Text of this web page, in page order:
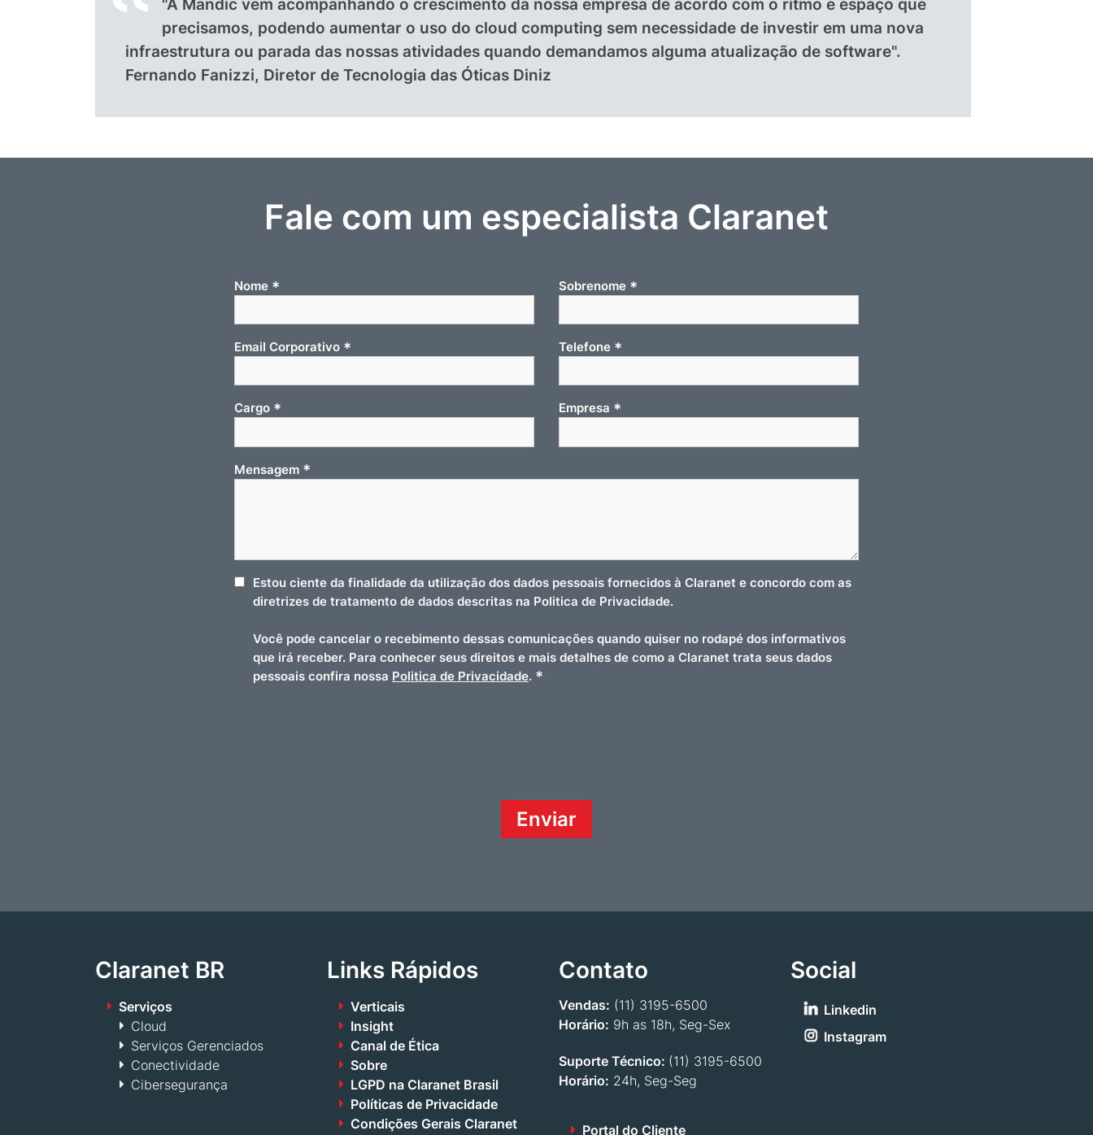
"A Mandic vem acompanhando o crescimento da nossa empresa de acordo com o ritmo e espaço que
precisamos, podendo aumentar o uso do cloud computing sem necessidade de investir em uma nova
infraestrutura ou parada das nossas atividades quando demandamos alguma atualização de software".
Fernando Fanizzi, Diretor de Tecnologia das Óticas Diniz
Fale com um especialista Claranet
Nome * Sobrenome *
Email Corporativo * Telefone *
Cargo * Empresa *
Mensagem *
Estou ciente da finalidade da utilização dos dados pessoais fornecidos à Claranet e concordo com as
diretrizes de tratamento de dados descritas na Politica de Privacidade.
Você pode cancelar o recebimento dessas comunicações quando quiser no rodapé dos informativos
que irá receber. Para conhecer seus direitos e mais detalhes de como a Claranet trata seus dados
pessoais confira nossa Politica de Privacidade. *
Claranet BR
Serviços
Cloud
Serviços Gerenciados
Conectividade
Cibersegurança
Links Rápidos
Verticais
Insight
Canal de Ética
Sobre
LGPD na Claranet Brasil
Políticas de Privacidade
Condições Gerais Claranet
Contato
Vendas: (11) 3195-6500
Horário: 9h as 18h, Seg-Sex
Suporte Técnico: (11) 3195-6500
Horário: 24h, Seg-Seg
Portal do Cliente
Social
Linkedin
Instagram